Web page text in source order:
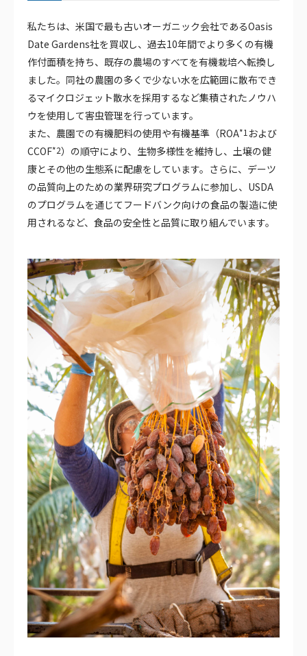
私たちは、米国で最も古いオーガニック会社であるOasis
Date Gardens社を買収し、過去10年間でより多くの有機
作付面積を持ち、既存の農場のすべてを有機栽培へ転換し
ました。同社の農園の多くで少ない水を広範囲に散布でき
るマイクロジェット散水を採用するなど集積されたノウハ
ウを使用して害虫管理を行っています。
また、農園での有機肥料の使用や有機基準（ROA*1 および
CCOF*2）の順守により、生物多様性を維持し、土壌の健
康とその他の生態系に配慮をしています。さらに、デーツ
の品質向上のための業界研究プログラムに参加し、USDA
のプログラムを通じてフードバンク向けの食品の製造に使
用されるなど、食品の安全性と品質に取り組んでいます。